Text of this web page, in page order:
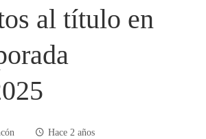
al título en
Hace 2 años